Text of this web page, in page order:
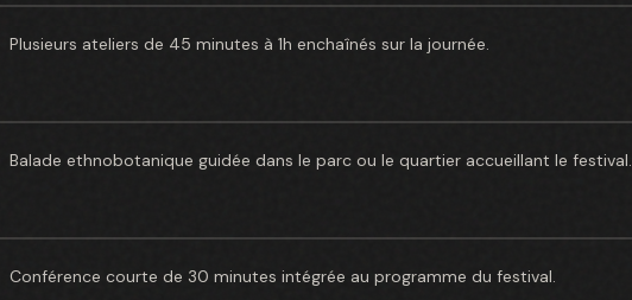
Plusieurs ateliers de 45 minutes à 1h enchaînés sur la journée.
Balade ethnobotanique guidée dans le parc ou le quartier accueillant le festival.
Conférence courte de 30 minutes intégrée au programme du festival.